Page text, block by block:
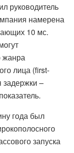
руководитель
намерена
10 мс.
жанра
лица (first-
задержки –
года был
запуска